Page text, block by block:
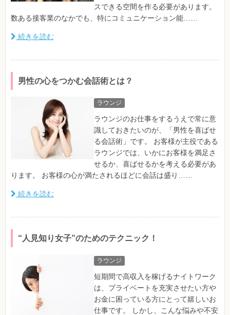
スできる空間を作る必要があります。
数ある接客業のなかでも、特にコミュニケーション能……
続きを読む
男性の心をつかむ会話術とは？
ラウンジ
ラウンジのお仕事をするうえで常に意
識しておきたいのが、「男性を喜ばせ
る会話術」です。 お客様が主役である
ラウンジでは、いかにお客様を満足さ
せるか、喜ばせるかを考える必要があ
ります。 お客様の心が満たされるほどに会話は盛り……
続きを読む
“人見知り女子”のためのテクニック！
ラウンジ
短期間で高収入を稼げるナイトワーク
は、プライベートを充実させたい方や
お金に困っている方にとって嬉しいお
仕事です。 しかし、こんな悩みや不安